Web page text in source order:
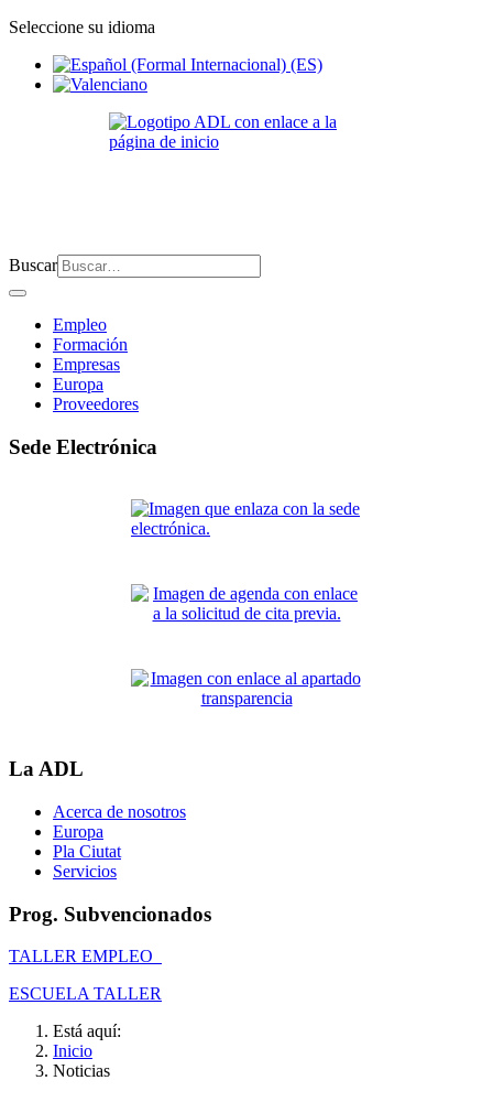
Seleccione su idioma
Buscar
Empleo
Formación
Empresas
Europa
Proveedores
Sede Electrónica
La ADL
Acerca de nosotros
Europa
Pla Ciutat
Servicios
Prog. Subvencionados
TALLER EMPLEO
ESCUELA TALLER
Está aquí:
Inicio
Noticias